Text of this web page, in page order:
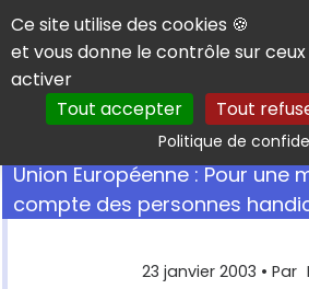
Panneau de gestion des cookies
Ce site utilise des cookies 🍪
et vous donne le contrôle sur
activer
Tout accepter
Tout
Politique de
Union Européenne : Pour une
compte des personnes
23 janvier 2003 • Par